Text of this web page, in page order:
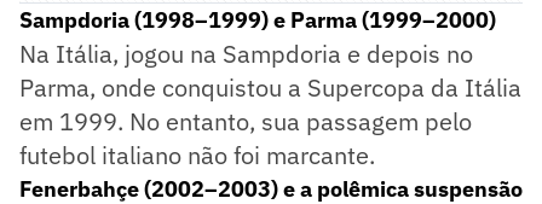
Sampdoria (1998–1999) e Parma (1999–2000)
Na Itália, jogou na Sampdoria e depois no
Parma, onde conquistou a Supercopa da Itália
em 1999. No entanto, sua passagem pelo
futebol italiano não foi marcante.
Fenerbahçe (2002–2003) e a polêmica suspensão